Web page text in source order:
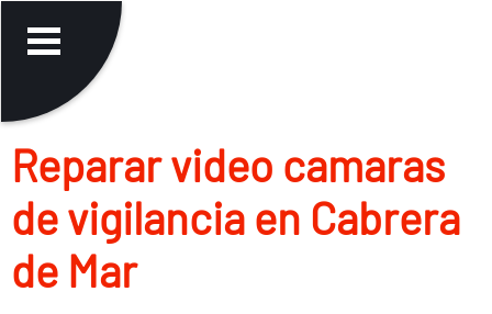
Reparar video camaras
de vigilancia en Cabrera
de Mar